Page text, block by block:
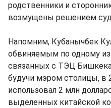
родственники и
возмущены решением
Напомним, Кубанычбек
обвиняемым по одному
связанных с ТЭЦ
будучи мэром столицы, в
использовал 2 млн
выделенных китайской